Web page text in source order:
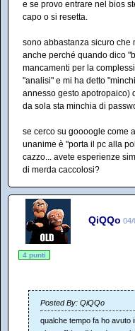
e se provo entrare nel bios
capo o si resetta.
sono abbastanza sicuro che
anche perché quando dico
mancamenti per la
"analisi" e mi ha detto
annesso gesto apotropaico)
da sola sta minchia di
se cerco su goooogle come
unanime è "porta il pc alla
cazzo... avete esperienze
di merda caccolosi?
QiQQo 04/
4 punti
Posted By: QiQQo
qualche tempo fa ho avuto